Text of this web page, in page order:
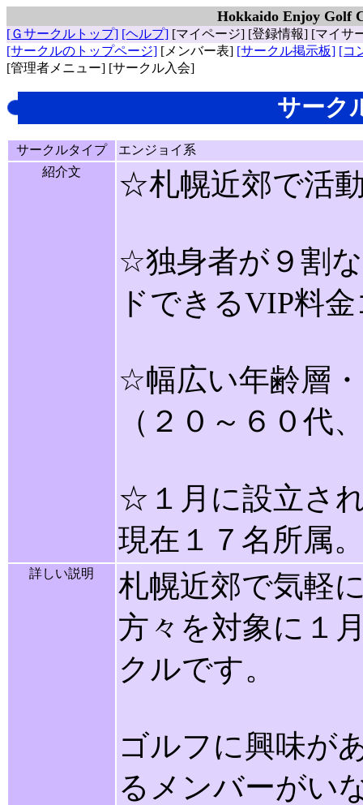
Hokkaido Enjoy Golf
[Ｇサークルトップ] [ヘルプ] [マイページ] [登録情報] [マイサ
[サークルのトップページ] [メンバー表] [サークル掲示板] [コ
[管理者メニュー] [サークル入会]
サーク
サークルタイプ
エンジョイ系
紹介文
☆札幌近郊で活
☆独身者が９割
ドできるVIP料
☆幅広い年齢層
（２０～６０代
☆１月に設立さ
現在１７名所属
詳しい説明
札幌近郊で気軽
方々を対象に１
クルです。
ゴルフに興味が
るメンバーがい